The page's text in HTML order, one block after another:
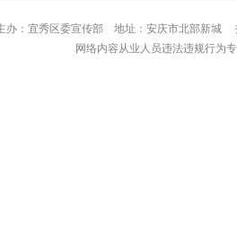
办：宜秀区委宣传部 地址：安庆市北
网络内容从业人员违法违规行